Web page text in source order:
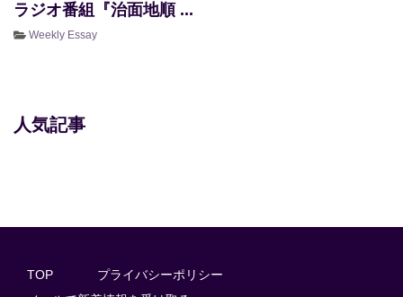
ラジオ番組『治面地順 ...
Weekly Essay
人気記事
TOP
プライバシーポリシー